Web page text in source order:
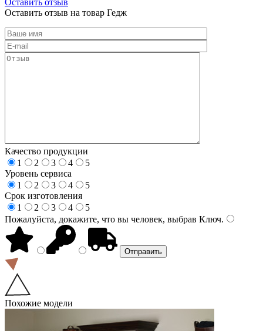
Оставить отзыв на товар Гедж
Качество продукции
1
2 3 4
5
Уровень сервиса
1
2 3 4
5
Срок изготовления
1
2 3 4
5
Пожалуйста, докажите, что вы человек, выбрав Ключ.
Похожие модели